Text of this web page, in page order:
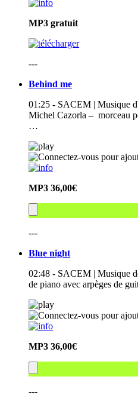
MP3 gratuit
---
Behind me
01:25 - SACEM | Musique
Michel Cazorla – morceau
…
MP3 36,00€
---
Blue night
02:48 - SACEM | Musique
de piano avec arpèges de
MP3 36,00€
---